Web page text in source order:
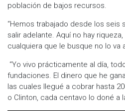
población de bajos recursos.
“Hemos trabajado desde los seis
salir adelante. Aquí no hay
cualquiera que le busque no lo va
“Yo vivo prácticamente al día,
fundaciones. El dinero que he
las cuales llegué a cobrar hasta
o Clinton, cada centavo lo doné a